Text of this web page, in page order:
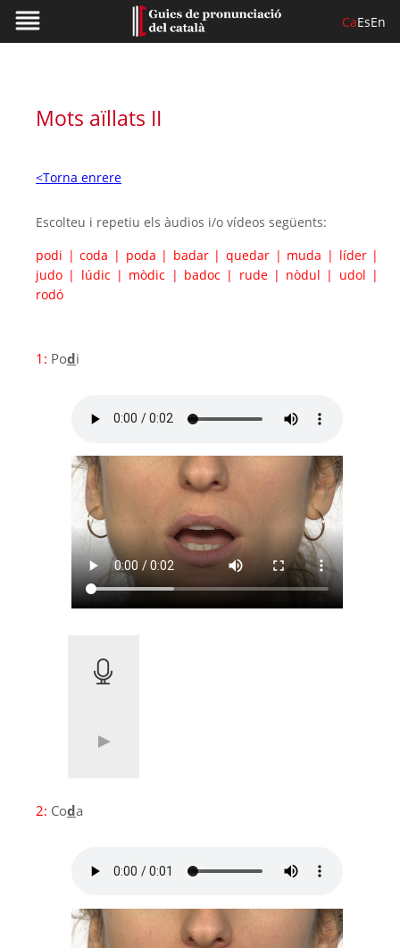
CaEsEn
Mots aïllats II
<Torna enrere
Escolteu i repetiu els àudios i/o vídeos següents:
podi |coda | poda | badar | quedar | muda | líder |
judo | lúdic | mòdic | badoc | rude | nòdul | udol |
rodó
1: Podi
2: Coda